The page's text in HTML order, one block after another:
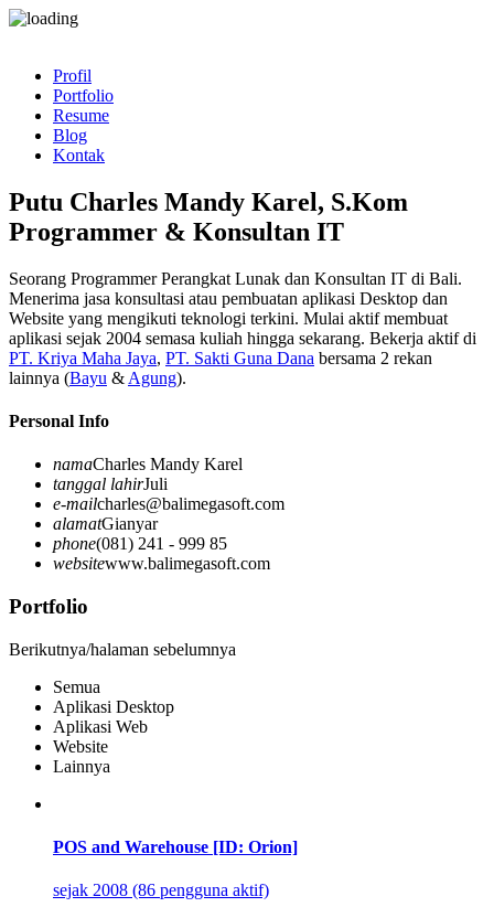
Profil
Portfolio
Resume
Blog
Kontak
Putu Charles Mandy Karel, S.Kom
Programmer & Konsultan IT
Seorang Programmer Perangkat Lunak dan Konsultan IT di Bali.
Menerima jasa konsultasi atau pembuatan aplikasi Desktop dan
Website yang mengikuti teknologi terkini. Mulai aktif membuat
aplikasi sejak 2004 semasa kuliah hingga sekarang. Bekerja aktif di
PT. Kriya Maha Jaya, PT. Sakti Guna Dana bersama 2 rekan
lainnya (Bayu & Agung).
Personal Info
namaCharles Mandy Karel
tanggal lahirJuli
e-mailcharles@balimegasoft.com
alamatGianyar
phone(081) 241 - 999 85
websitewww.balimegasoft.com
Portfolio
Berikutnya/halaman sebelumnya
Semua
Aplikasi Desktop
Aplikasi Web
Website
Lainnya
POS and Warehouse [ID: Orion]
sejak 2008 (86 pengguna aktif)